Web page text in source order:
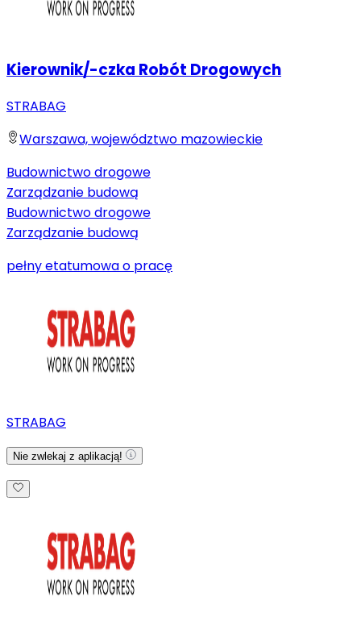
Kierownik/-czka Robót Drogowych
STRABAG
Warszawa, województwo mazowieckie
Budownictwo drogowe
Zarządzanie budową
Budownictwo drogowe
Zarządzanie budową
pełny etatumowa o pracę
STRABAG
Nie zwlekaj z aplikacją!